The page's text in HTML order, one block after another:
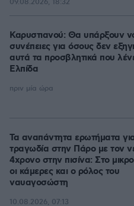
09.08.2026, 18:32
Καρυστιανού: Θα υπάρξουν
συνέπειες για όσους δεν
αυτά τα προσβλητικά που
Ελπίδα
πριν μία ώρα
Τα αναπάντητα ερωτήματα
τραγωδία στην Πάρο με τον
4χρονο στην πισίνα: Στο
οι κάμερες και ο ρόλος του
ναυαγοσώστη
10.08.2026, 07:13